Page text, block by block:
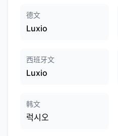
德文
Luxio
西班牙文
Luxio
韩文
럭시오